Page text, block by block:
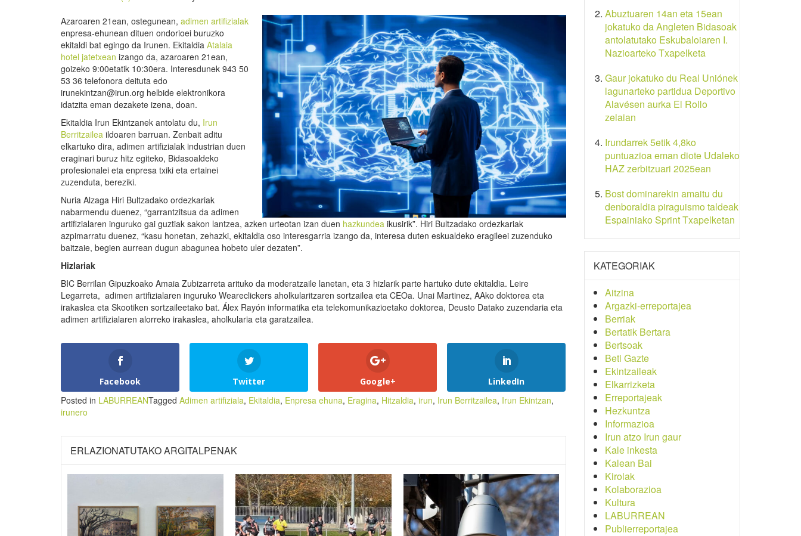
Azaroaren 21ean, ostegunean, adimen artifizialak
enpresa-ehunean dituen ondorioei buruzko
ekitaldi bat egingo da Irunen. Ekitaldia Atalaia
hotel jatetxean izango da, azaroaren 21ean,
goizeko 9:00etatik 10:30era. Interesdunek 943 50
53 36 telefonora deituta edo
irunekintzan@irun.org helbide elektronikora
idatzita eman dezakete izena, doan.
Ekitaldia Irun Ekintzanek antolatu du, Irun
Berritzailea ildoaren barruan. Zenbait aditu
elkartuko dira, adimen artifizialak industrian duen
eraginari buruz hitz egiteko, Bidasoaldeko
profesionalei eta enpresa txiki eta ertainei
zuzenduta, bereziki.
Nuria Alzaga Hiri Bultzadako ordezkariak
nabarmendu duenez, “garrantzitsua da adimen
artifizialaren inguruko gai guztiak sakon lantzea, azken urteotan izan duen hazkundea ikusirik”. Hiri Bultzadako ordezkariak
azpimarratu duenez, “kasu honetan, zehazki, ekitaldia oso interesgarria izango da, interesa duten eskualdeko eragileei zuzenduko
baitzaie, begien aurrean dugun abagunea hobeto uler dezaten”.
Hizlariak
BIC Berrilan Gipuzkoako Amaia Zubizarreta arituko da moderatzaile lanetan, eta 3 hizlarik parte hartuko dute ekitaldia. Leire
Legarreta, adimen artifizialaren inguruko Weareclickers aholkularitzaren sortzailea eta CEOa. Unai Martinez, AAko doktorea eta
irakaslea eta Skootiken sortzaileetako bat. Álex Rayón informatika eta telekomunikazioetako doktorea, Deusto Datako zuzendaria eta
adimen artifizialaren alorreko irakaslea, aholkularia eta garatzailea.
Facebook Twitter Google+ LinkedIn
Posted in LABURREANTagged Adimen artifiziala, Ekitaldia, Enpresa ehuna, Eragina, Hitzaldia, irun, Irun Berritzailea, Irun Ekintzan,
irunero
ERLAZIONATUTAKO ARGITALPENAK
Abuztuaren 14an eta 15ean
jokatuko da Angleten Bidasoak
antolatutako Eskubaloiaren I.
Nazioarteko Txapelketa
Gaur jokatuko du Real Uniónek
lagunarteko partidua Deportivo
Alavésen aurka El Rollo
zelaian
Irundarrek 5etik 4,8ko
puntuazioa eman diote Udaleko
HAZ zerbitzuari 2025ean
Bost dominarekin amaitu du
denboraldia piraguismo taldeak
Espainiako Sprint Txapelketan
KATEGORIAK
Aitzina
Argazki-erreportajea
Berriak
Bertatik Bertara
Bertsoak
Beti Gazte
Ekintzaileak
Elkarrizketa
Erreportajeak
Hezkuntza
Informazioa
Irun atzo Irun gaur
Kale inkesta
Kalean Bai
Kirolak
Kolaborazioa
Kultura
LABURREAN
Publierreportajea